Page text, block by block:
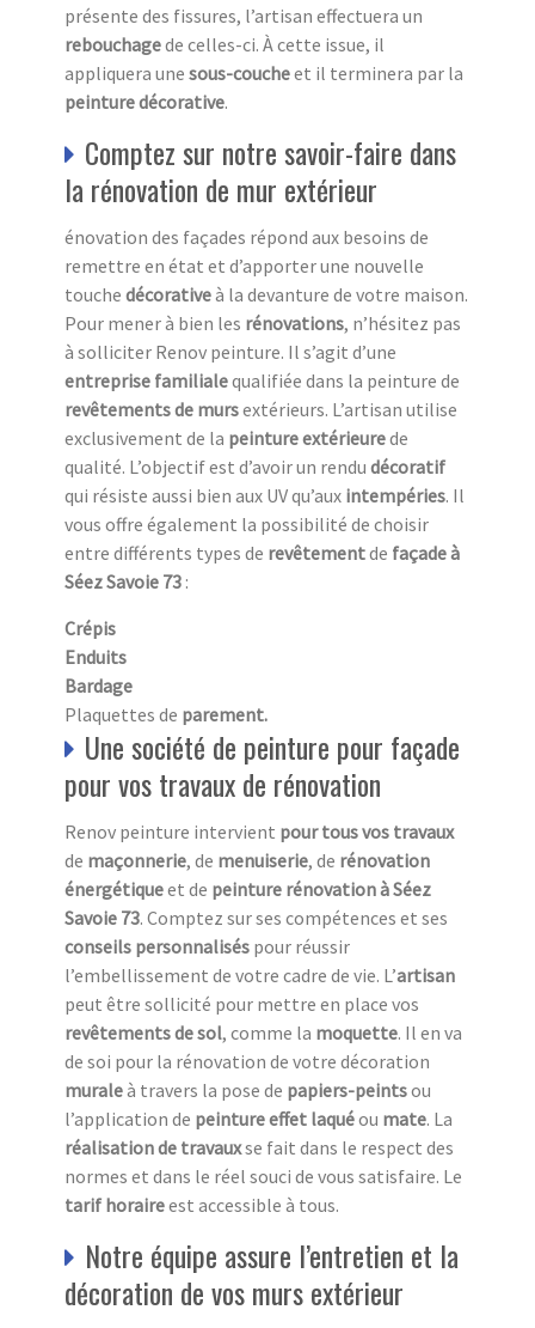
présente des fissures, l’artisan effectuera un
rebouchagede celles-ci. À cette issue, il
appliquera une sous-coucheet il terminera par la
peinture décorative.
Comptez sur notre savoir-faire dans
la rénovation de mur extérieur
énovation des façades répond aux besoins de
remettre en état et d’apporter une nouvelle
touche décorativeà la devanture de votre maison.
Pour mener à bien les rénovations, n’hésitez pas
à solliciter Renov peinture. Il s’agit d’une
entreprise familialequalifiée dans la peinture de
revêtements de mursextérieurs. L’artisan utilise
exclusivement de la peinture extérieurede
qualité. L’objectif est d’avoir un rendu décoratif
qui résiste aussi bien aux UVqu’aux intempéries. Il
vous offre également la possibilité de choisir
entre différents types de revêtementde façade à
Séez Savoie 73 :
Crépis
Enduits
Bardage
Plaquettes de parement.
Une société de peinture pour façade
pour vos travaux de rénovation
Renov peinture intervient pour tous vos travaux
de maçonnerie, de menuiserie, de rénovation
énergétiqueet de peinture rénovation à Séez
Savoie 73. Comptez sur ses compétences et ses
conseils personnalisés pour réussir
l’embellissement de votre cadre de vie. L’artisan
peut être sollicité pour mettre en place vos
revêtements de sol, comme la moquette. Il en va
de soi pour la rénovation de votre décoration
muraleà travers la pose de papiers-peintsou
l’application de peinture effet laquéou mate. La
réalisation de travauxse fait dans le respect des
normes et dans le réel souci de vous satisfaire. Le
tarif horaireest accessible à tous.
Notre équipe assure l’entretien et la
décoration de vos murs extérieur